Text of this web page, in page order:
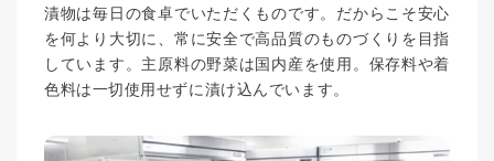
漬物は毎日の食卓でいただくものです。だからこそ安心
を何より大切に、常に安全で高品質のものづくりを目指
しています。主原料の野菜は国内産を使用。保存料や着
色料は一切使用せずに漬け込んでいます。